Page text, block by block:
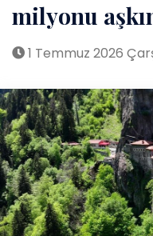
milyonu
1 Temmuz 2026